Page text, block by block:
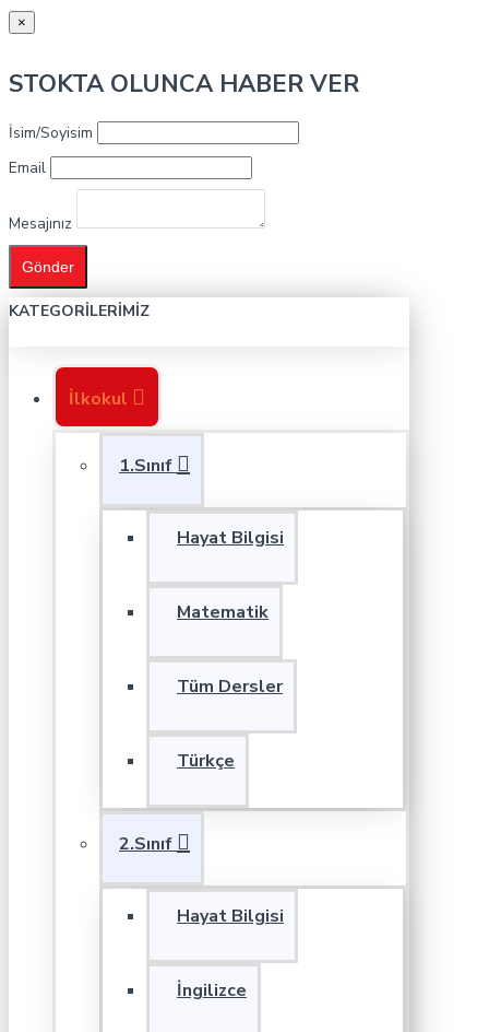
×
STOKTA OLUNCA HABER VER
İsim/Soyisim
Email
Mesajınız
Gönder
KATEGORILERIMIZ
İlkokul
1.Sınıf
Hayat Bilgisi
Matematik
Tüm Dersler
Türkçe
2.Sınıf
Hayat Bilgisi
İngilizce